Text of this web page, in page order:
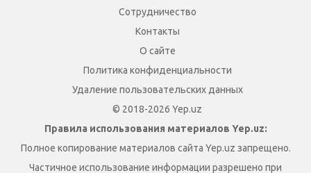
Сотрудничество
Контакты
О сайте
Политика конфиденциальности
Удаление пользовательских данных
© 2018-2026 Yep.uz
Правила использования материалов Yep.uz:
Полное копирование материалов сайта Yep.uz запрещено.
Частичное использование информации разрешено при